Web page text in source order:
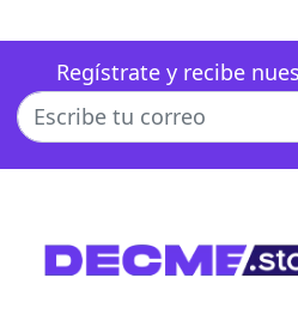
Regístrate y recibe